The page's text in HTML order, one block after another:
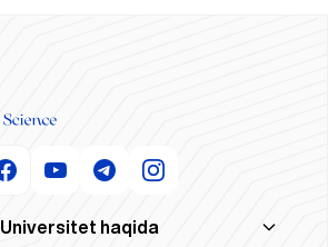
Universitet haqida